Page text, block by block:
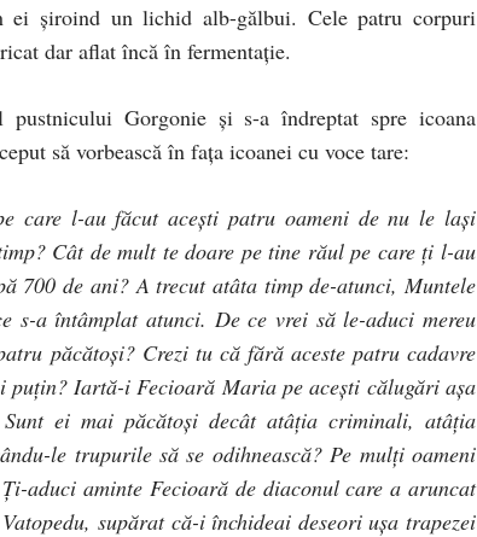
şiroind un lichid alb-gălbui. Cele patru corpuri
dar aflat încă în fermentaţie.
Gorgonie şi s-a îndreptat spre icoana
să vorbească în faţa icoanei cu voce tare:
care l-au făcut aceşti patru oameni de nu le laşi
Cât de mult te doare pe tine răul pe care ţi l-au
700 de ani? A trecut atâta timp de-atunci, Muntele
s-a întâmplat atunci. De ce vrei să le-aduci mereu
păcătoşi? Crezi tu că fără aceste patru cadavre
Iartă-i Fecioară Maria pe aceşti călugări aşa
ei mai păcătoşi decât atâţia criminali, atâţia
le trupurile să se odihnească? Pe mulţi oameni
aduci aminte Fecioară de diaconul care a aruncat
supărat că-i închideai deseori uşa trapezei